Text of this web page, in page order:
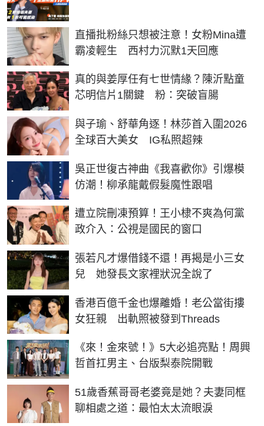
直播批粉絲只想被注意！女粉Mina遭
霸凌輕生 西村力沉默1天回應
真的與姜厚任有七世情緣？陳沂點童
芯明信片1關鍵 粉：突破盲腸
與子瑜、舒華角逐！林莎首入圍2026
全球百大美女 IG私照超辣
吳正世復古神曲《我喜歡你》引爆模
仿潮！柳承龍戴假髮魔性跟唱
遭立院刪凍預算！王小棣不爽為何黨
政介入：公視是國民的窗口
張若凡才爆借錢不還！再揭是小三女
兒 她發長文家裡狀況全說了
香港百億千金也爆離婚！老公當街摟
女狂親 出軌照被發到Threads
《來！金來號！》5大必追亮點！周興
哲首扛男主、台版梨泰院開戰
51歲香蕉哥哥老婆竟是她？夫妻同框
聊相處之道：最怕太太流眼淚